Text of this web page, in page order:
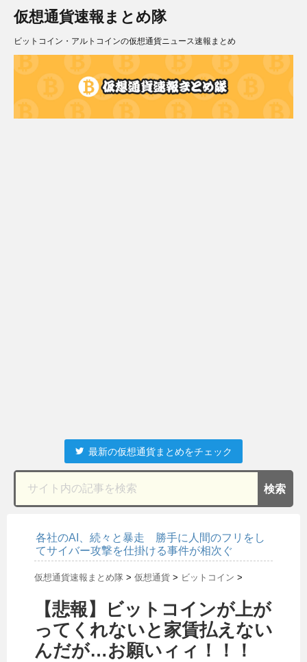
仮想通貨速報まとめ隊
ビットコイン・アルトコインの仮想通貨ニュース速報まとめ
最新の仮想通貨まとめをチェック
各社のAI、続々と暴走 勝手に人間のフリをし
てサイバー攻撃を仕掛ける事件が相次ぐ
仮想通貨速報まとめ隊 > 仮想通貨 > ビットコイン >
【悲報】ビットコインが上が
ってくれないと家賃払えない
んだが…お願いィィ！！！